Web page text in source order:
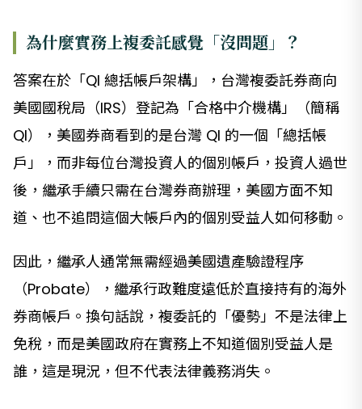
為什麼實務上複委託感覺「沒問題」？
答案在於「QI 總括帳戶架構」，台灣複委託券商向
美國國稅局（IRS）登記為「合格中介機構」（簡稱
QI），美國券商看到的是台灣 QI 的一個「總括帳
戶」，而非每位台灣投資人的個別帳戶，投資人過世
後，繼承手續只需在台灣券商辦理，美國方面不知
道、也不追問這個大帳戶內的個別受益人如何移動。
因此，繼承人通常無需經過美國遺產驗證程序
（Probate），繼承行政難度遠低於直接持有的海外
券商帳戶。換句話說，複委託的「優勢」不是法律上
免稅，而是美國政府在實務上不知道個別受益人是
誰，這是現況，但不代表法律義務消失。